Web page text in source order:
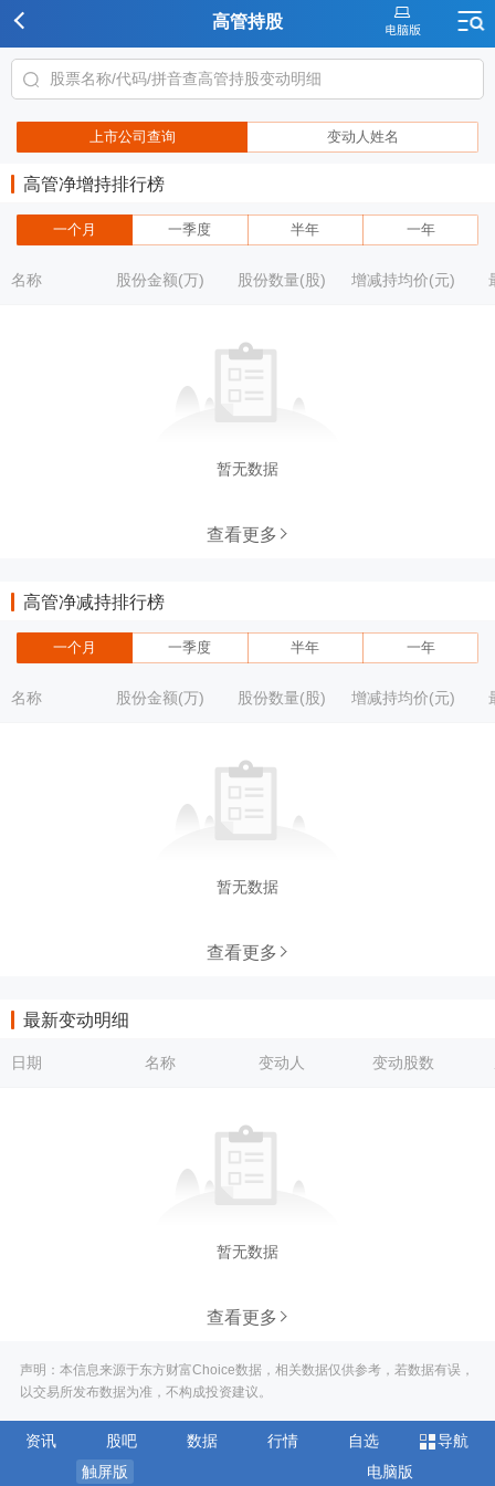
高管持股
上市公司查询 变动人姓名
高管净增持排行榜
一个月 一季度 半年 一年
名称 股份金额(万) 股份数量(股) 增减持均价(元)
暂无数据
查看更多
高管净减持排行榜
一个月 一季度 半年 一年
名称 股份金额(万) 股份数量(股) 增减持均价(元)
暂无数据
查看更多
最新变动明细
日期 名称 变动人 变动股数
暂无数据
查看更多
声明：本信息来源于东方财富Choice数据，相关数据仅供参考，若数据有误，
以交易所发布数据为准，不构成投资建议。
资讯 股吧 数据 行情 自选
导航
触屏版
电脑版